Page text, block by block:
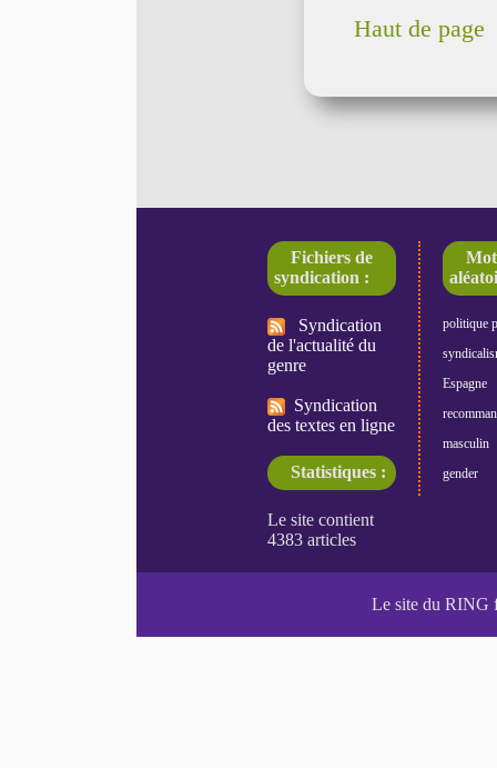
Haut de page
Fichiers de
syndication :
Syndication
de l'actualité du
genre
Syndication
des textes en ligne
Statistiques :
politique
Espagne
masculin
gender
Le site du RING